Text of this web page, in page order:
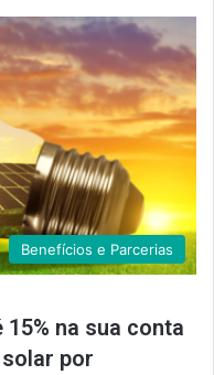
Benefícios e Parcerias
na sua conta
por